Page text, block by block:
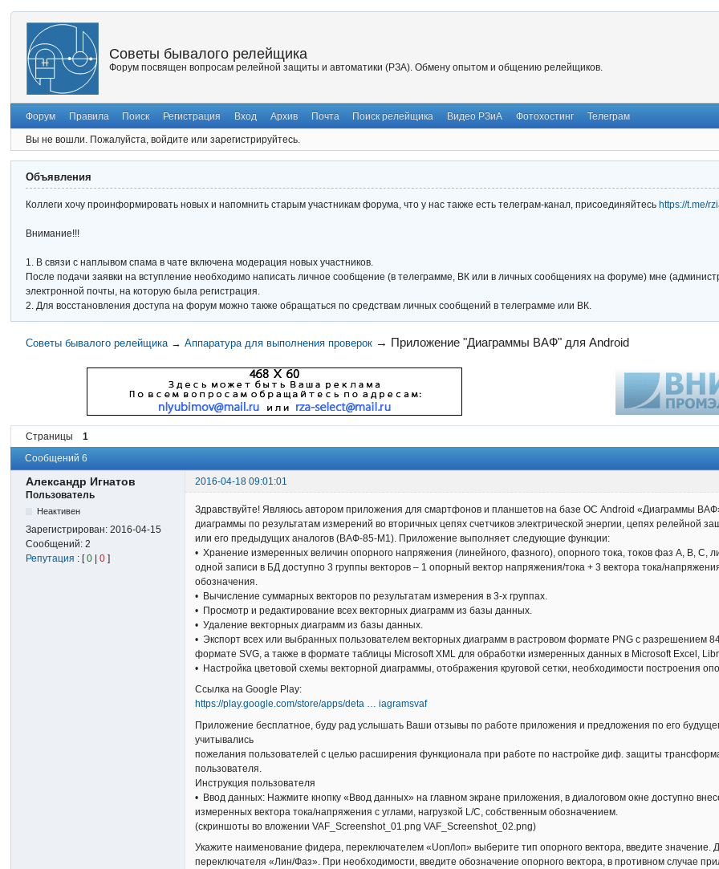
Советы бывалого релейщика
Форум посвящен вопросам релейной защиты и автоматики (РЗА). Обмену опытом и общению релейщиков.
Форум Правила Поиск Регистрация Вход Архив Почта Поиск релейщика Видео РЗиА Фотохостинг Телеграм
Вы не вошли. Пожалуйста, войдите или зарегистрируйтесь.
Объявления
Коллеги хочу проинформировать новых и напомнить старым участникам форума, что у нас также есть телеграм-канал, присоединяйтесь https://t.me/
Внимание!!!
1. В связи с наплывом спама в чате включена модерация новых участников.
После подачи заявки на вступление необходимо написать личное сообщение (в телеграмме, ВК или в личных сообщениях на форуме) мне
электронной почты, на которую была регистрация.
2. Для восстановления доступа на форум можно также обращаться по средствам личных сообщений в телеграмме или ВК.
Советы бывалого релейщика → Аппаратура для выполнения проверок → Приложение "Диаграммы ВАФ" для Android
Страницы
1
Сообщений 6
Александр Игнатов
2016-04-18 09:01:01
Пользователь
Неактивен
Зарегистрирован:2016-04-15
Сообщений:2
Репутация : [0 |0 ]
Здравствуйте! Являюсь автором приложения для смартфонов и планшетов на базе ОС Android «Диаграммы
диаграммы по результатам измерений во вторичных цепях счетчиков электрической энергии, цепях
или его предыдущих аналогов (ВАФ-85-М1). Приложение выполняет следующие функции:
• Хранение измеренных величин опорного напряжения (линейного, фазного), опорного тока, токов фаз A, B, C,
одной записи в БД доступно 3 группы векторов – 1 опорный вектор напряжения/тока + 3 вектора тока/
обозначения.
• Вычисление суммарных векторов по результатам измерения в 3-х группах.
• Просмотр и редактирование всех векторных диаграмм из базы данных.
• Удаление векторных диаграмм из базы данных.
• Экспорт всех или выбранных пользователем векторных диаграмм в растровом формате PNG с разрешением
формате SVG, а также в формате таблицы Microsoft XML для обработки измеренных данных в Microsoft Excel,
• Настройка цветовой схемы векторной диаграммы, отображения круговой сетки, необходимости построения
Ссылка на Google Play:
https://play.google.com/store/apps/deta … iagramsvaf
Приложение бесплатное, буду рад услышать Ваши отзывы по работе приложения и предложения по его
учитывались
пожелания пользователей с целью расширения функционала при работе по настройке диф. защиты
пользователя.
Инструкция пользователя
• Ввод данных: Нажмите кнопку «Ввод данных» на главном экране приложения, в диалоговом окне доступно
измеренных вектора тока/напряжения с углами, нагрузкой L/C, собственным обозначением.
(скриншоты во вложении VAF_Screenshot_01.png VAF_Screenshot_02.png)
Укажите наименование фидера, переключателем «Uоп/Iоп» выберите тип опорного вектора, введите
переключателя «Лин/Фаз». При необходимости, введите обозначение опорного вектора, в противном случае